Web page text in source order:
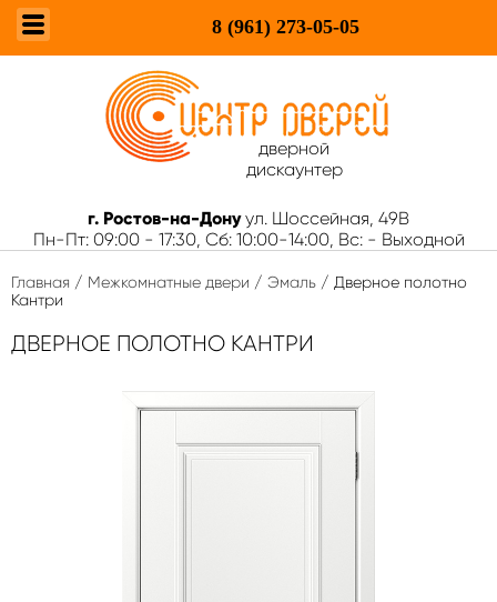
8 (961) 273-05-05
дверной
дискаунтер
г. Ростов-на-Дону ул. Шоссейная, 49В
Пн-Пт: 09:00 - 17:30, Сб: 10:00-14:00, Вс: - Выходной
Главная / Межкомнатные двери / Эмаль / Дверное полотно
Кантри
ДВЕРНОЕ ПОЛОТНО КАНТРИ